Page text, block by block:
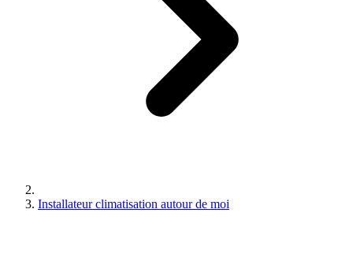
Installateur climatisation autour de moi